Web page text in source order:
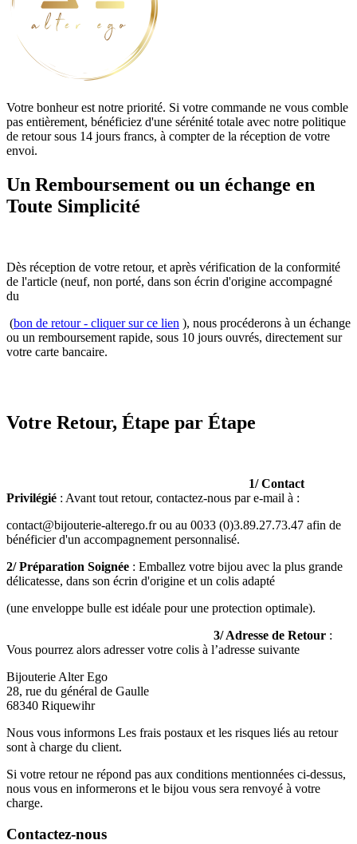
Votre bonheur est notre priorité. Si votre commande ne vous comble
pas entièrement, bénéficiez d'une sérénité totale avec notre politique
de retour sous 14 jours francs, à compter de la réception de votre
envoi.
Un Remboursement ou un échange en
Toute Simplicité
Dès réception de votre retour, et après vérification de la conformité
de l'article (neuf, non porté, dans son écrin d'origine accompagné
du
(bon de retour - cliquer sur ce lien ), nous procéderons à un échange
ou un remboursement rapide, sous 10 jours ouvrés, directement sur
votre carte bancaire.
Votre Retour, Étape par Étape
1/ Contact
Privilégié : Avant tout retour, contactez-nous par e-mail à :
contact@bijouterie-alterego.frou au 0033 (0)3.89.27.73.47 afin de
bénéficier d'un accompagnement personnalisé.
2/ Préparation Soignée : Emballez votre bijou avec la plus grande
délicatesse, dans son écrin d'origine et un colis adapté
(une enveloppe bulle est idéale pour une protection optimale).
3/ Adresse de Retour :
Vous pourrez alors adresser votre colis à l’adresse suivante
Bijouterie Alter Ego
28, rue du général de Gaulle
68340 Riquewihr
Nous vous informons Les frais postaux et les risques liés au retour
sont à charge du client.
Si votre retour ne répond pas aux conditions mentionnées ci-dessus,
nous vous en informerons et le bijou vous sera renvoyé à votre
charge.
Contactez-nous